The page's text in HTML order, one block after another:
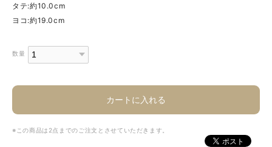
タテ:約10.0cm
ヨコ:約19.0cm
数量
カートに入れる
※この商品は2点までのご注文とさせていただきます。